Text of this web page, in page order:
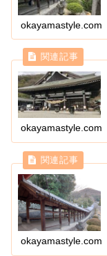
okayamastyle.com
okayamastyle.com
okayamastyle.com